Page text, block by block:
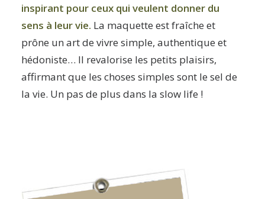
inspirant pour ceux qui veulent donner du
sens à leur vie. La maquette est fraîche et
prône un art de vivre simple, authentique et
hédoniste… Il revalorise les petits plaisirs,
affirmant que les choses simples sont le sel de
la vie. Un pas de plus dans la slow life !